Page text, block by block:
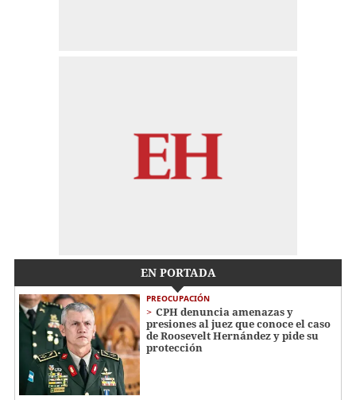
EN PORTADA
PREOCUPACIÓN
CPH denuncia amenazas y
presiones al juez que conoce el caso
de Roosevelt Hernández y pide su
protección